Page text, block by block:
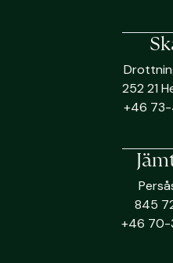
252 21
+46 73-
845
+46 70-